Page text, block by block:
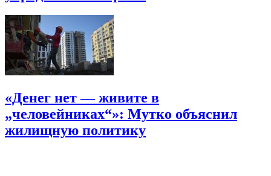
«Денег нет — живите в
„человейниках“»: Мутко объяснил
жилищную политику